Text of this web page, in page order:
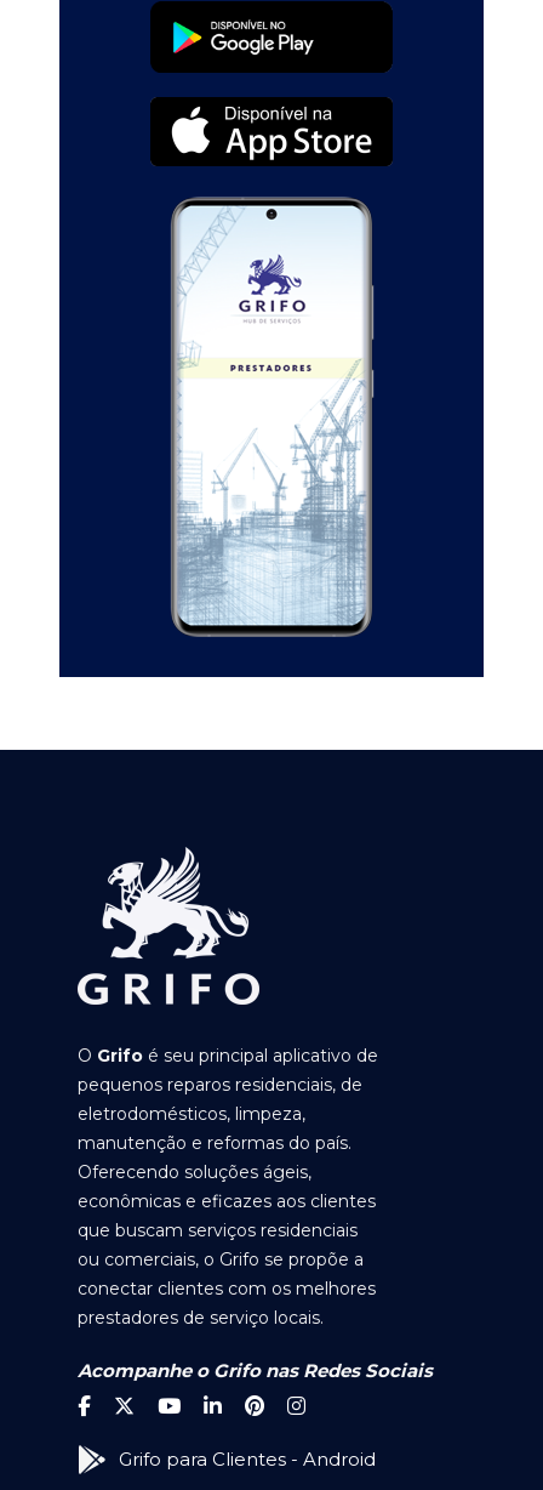
O Grifo é seu principal aplicativo de
pequenos reparos residenciais, de
eletrodomésticos, limpeza,
manutenção e reformas do país.
Oferecendo soluções ágeis,
econômicas e eficazes aos clientes
que buscam serviços residenciais
ou comerciais, o Grifo se propõe a
conectar clientes com os melhores
prestadores de serviço locais.
Acompanhe o Grifo nas Redes Sociais
Grifo para Clientes - Android